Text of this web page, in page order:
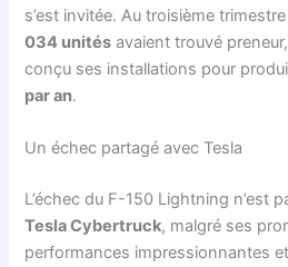
s’est invitée. Au troisième
034 unités avaient trouvé
conçu ses installations pour
par an.
Un échec partagé avec Tesla
L’échec du F-150 Lightning n’est
Tesla Cybertruck, malgré ses
performances impressionnantes